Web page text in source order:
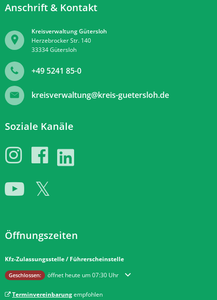
Anschrift & Kontakt
Kreisverwaltung Gütersloh
Herzebrocker Str. 140
33334Gütersloh
+49 5241 85-0
kreisverwaltung@kreis-guetersloh.de
Soziale Kanäle
Öffnungszeiten
Kfz-Zulassungsstelle / Führerscheinstelle
Klicken, um weitere Öffnungs- oder Schließzeiten auszublenden
Geschlossen: öffnet heute um 07:30 Uhr
Terminvereinbarungempfohlen